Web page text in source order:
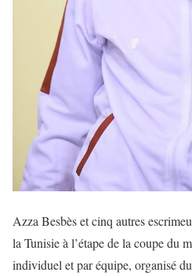
Azza Besbès et cinq autres
la Tunisie à l’étape de la coupe du
individuel et par équipe, organisé